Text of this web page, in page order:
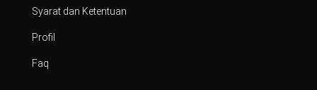
Syarat dan Ketentuan
Profil
Faq